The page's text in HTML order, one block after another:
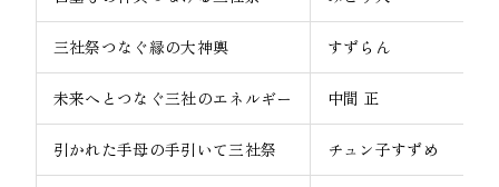
三社祭つなぐ縁の大神輿 すずらん
未来へとつなぐ三社のエネルギー 中間 正
引かれた手母の手引いて三社祭 チュン子すずめ